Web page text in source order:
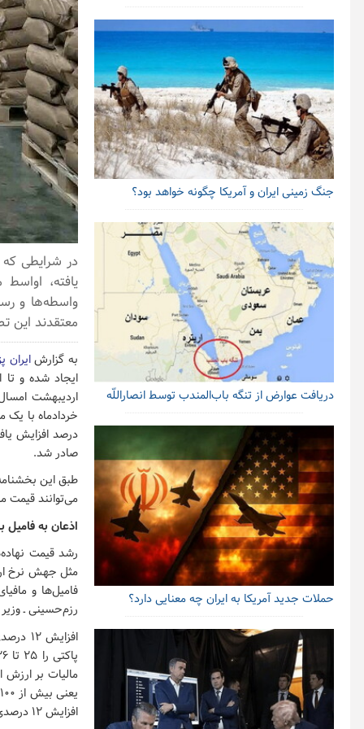
واسطه‌ها و
معتقدند این
به گزارشایران
ایجاد شده و تا
درصد افزایش
صادر شد.
طبق این
می‌توانند قیمت محصول را حداکثر ۱۲ درصد
اذعان به
رشد قیمت
مثل جهش نرخ
فامیل‌ها و
رزم‌حسینی ـ
افزایش ۱۲ درصدی نرخ سیمان فله درب کارخانه منجر به حذف واسطه‌ها شود.
جنگ زمینی ایران و آمریکا چگونه خواهد بود؟
دریافت عوارض از تنگه باب‌المندب توسط انصاراللّه
حملات جدید آمریکا به ایران چه معنایی دارد؟